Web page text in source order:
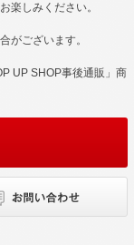
楽しみください。
がございます。
UP SHOP事後通販」商